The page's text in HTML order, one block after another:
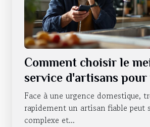
Comment choisir le
service d'artisans pour
urgences domestiques
Face à une urgence domestique,
rapidement un artisan fiable peut
complexe et...